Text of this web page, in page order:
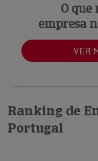
O que
empresa
VER
Ranking de
Portugal